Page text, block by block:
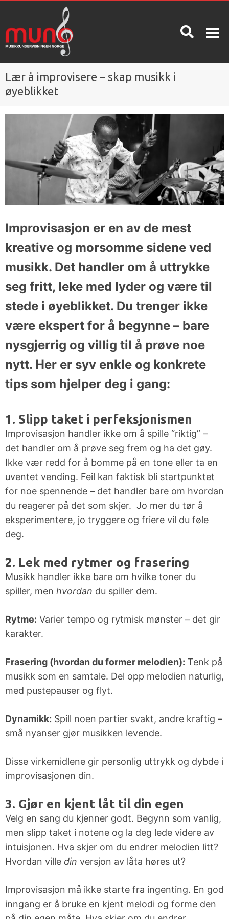
OM MUNO
Nyheter
Våre
Fagledere
Muno
Priser
Betingelser
Oppsigelse
Spørsmål
og svar /
kunnskapsdatabase
Ta en gratis
prøvetime!
Bestill
årets beste
gavekort!
Facebook
Instagram
YouTube
MUSIKK?
BIMM:
Høyere
musikkutdannelse
ARRANGEMENTER
Semesterkonserter
Jam-nights
RESSURSER
Rammeverk
for
fjernundervisning
Kjøpsguider
instrumenter
Lærerportal
Lær å improvisere – skap musikk i
øyeblikket
Improvisasjon er en av de mest
kreative og morsomme sidene ved
musikk. Det handler om å uttrykke
seg fritt, leke med lyder og være til
stede i øyeblikket. Du trenger ikke
være ekspert for å begynne – bare
nysgjerrig og villig til å prøve noe
nytt. Her er syv enkle og konkrete
tips som hjelper deg i gang:
1. Slipp taket i perfeksjonismen
Improvisasjon handler ikke om å spille “riktig” –
det handler om å prøve seg frem og ha det gøy.
Ikke vær redd for å bomme på en tone eller ta en
uventet vending. Feil kan faktisk bli startpunktet
for noe spennende – det handler bare om hvordan
du reagerer på det som skjer. Jo mer du tør å
eksperimentere, jo tryggere og friere vil du føle
deg.
2. Lek med rytmer og frasering
Musikk handler ikke bare om hvilke toner du
spiller, men hvordan du spiller dem.
Rytme: Varier tempo og rytmisk mønster – det gir
karakter.
Frasering (hvordan du former melodien): Tenk på
musikk som en samtale. Del opp melodien naturlig,
med pustepauser og flyt.
Dynamikk: Spill noen partier svakt, andre kraftig –
små nyanser gjør musikken levende.
Disse virkemidlene gir personlig uttrykk og dybde i
improvisasjonen din.
3. Gjør en kjent låt til din egen
Velg en sang du kjenner godt. Begynn som vanlig,
men slipp taket i notene og la deg lede videre av
intuisjonen. Hva skjer om du endrer melodien litt?
Hvordan ville din versjon av låta høres ut?
Improvisasjon må ikke starte fra ingenting. En god
inngang er å bruke en kjent melodi og forme den